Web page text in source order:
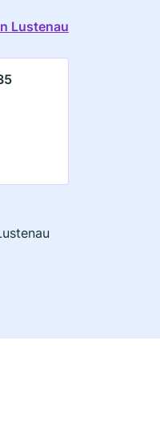
Lustenau